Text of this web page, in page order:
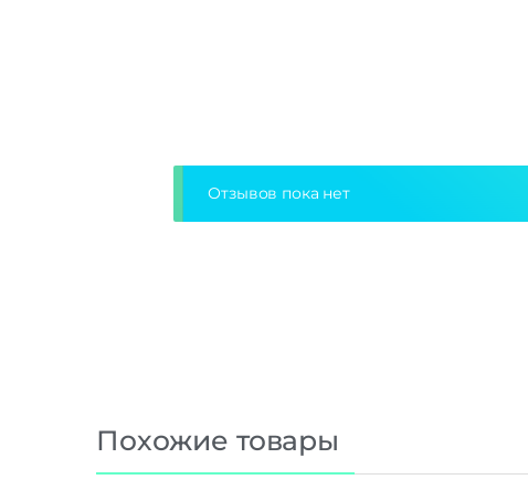
Отзывов пока нет
Похожие товары